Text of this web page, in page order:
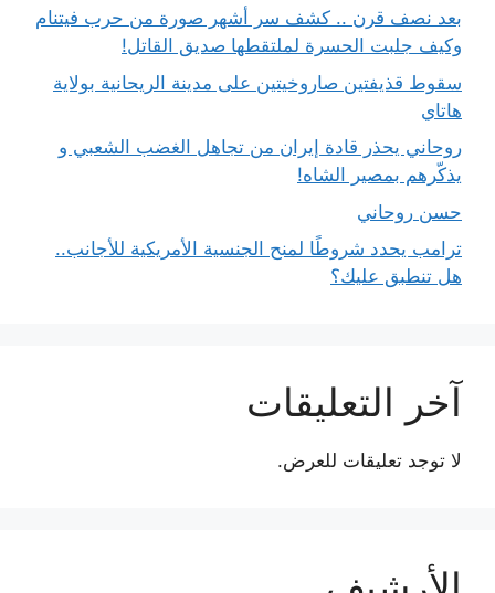
بعد نصف قرن .. كشف سر أشهر صورة من حرب فيتنام
وكيف جلبت الحسرة لملتقطها صديق القاتل!
سقوط قذيفتين صاروخيتين على مدينة الريحانية بولاية
هاتاي
روحاني يحذر قادة إيران من تجاهل الغضب الشعبي و
يذكّرهم بمصير الشاه!
حسن روحاني
ترامب يحدد شروطًا لمنح الجنسية الأمريكية للأجانب..
هل تنطبق عليك؟
آخر التعليقات
لا توجد تعليقات للعرض.